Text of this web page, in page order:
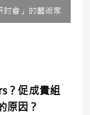
會」的藝術家
？促成貴組
原因？